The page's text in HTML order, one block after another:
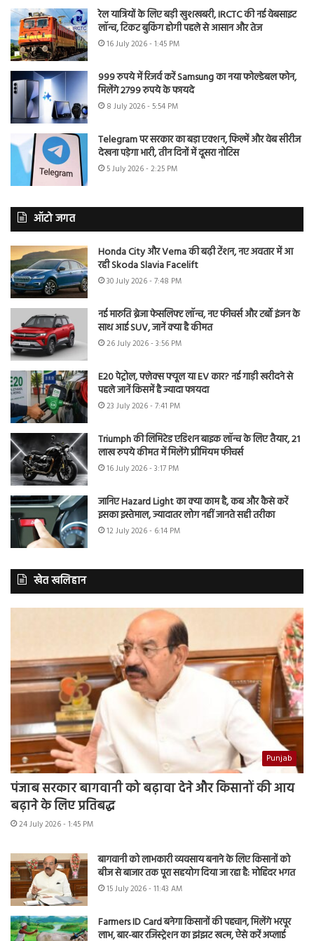
रेल यात्रियों के लिए बड़ी खुशखबरी, IRCTC की नई वेबसाइट
लॉन्च, टिकट बुकिंग होगी पहले से आसान और तेज
16 July 2026 - 1:45 PM
999 रुपये में रिजर्व करें Samsung का नया फोल्डेबल फोन,
मिलेंगे 2799 रुपये के फायदे
8 July 2026 - 5:54 PM
Telegram पर सरकार का बड़ा एक्शन, फिल्में और वेब सीरीज
देखना पड़ेगा भारी, तीन दिनों में दूसरा नोटिस
5 July 2026 - 2:25 PM
ऑटो जगत
Honda City और Verna की बढ़ी टेंशन, नए अवतार में आ
रही Skoda Slavia Facelift
30 July 2026 - 7:48 PM
नई मारुति ब्रेजा फेसलिफ्ट लॉन्च, नए फीचर्स और टर्बो इंजन के
साथ आई SUV, जानें क्या है कीमत
26 July 2026 - 3:56 PM
E20 पेट्रोल, फ्लेक्स फ्यूल या EV कार? नई गाड़ी खरीदने से
पहले जानें किसमें है ज्यादा फायदा
23 July 2026 - 7:41 PM
Triumph की लिमिटेड एडिशन बाइक लॉन्च के लिए तैयार, 21
लाख रुपये कीमत में मिलेंगे प्रीमियम फीचर्स
16 July 2026 - 3:17 PM
जानिए Hazard Light का क्या काम है, कब और कैसे करें
इसका इस्तेमाल, ज्यादातर लोग नहीं जानते सही तरीका
12 July 2026 - 6:14 PM
खेत खलिहान
Punjab
पंजाब सरकार बागवानी को बढ़ावा देने और किसानों की आय
बढ़ाने के लिए प्रतिबद्ध
24 July 2026 - 1:45 PM
बागवानी को लाभकारी व्यवसाय बनाने के लिए किसानों को
बीज से बाजार तक पूरा सहयोग दिया जा रहा है: मोहिंदर भगत
15 July 2026 - 11:43 AM
Farmers ID Card बनेगा किसानों की पहचान, मिलेंगे भरपूर
लाभ, बार-बार रजिस्ट्रेशन का झंझट खत्म, ऐसे करें अप्लाई